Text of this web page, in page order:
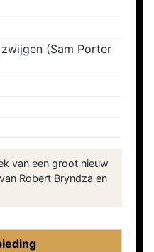
(Sam Porter
van een groot nieuw
Robert Bryndza en